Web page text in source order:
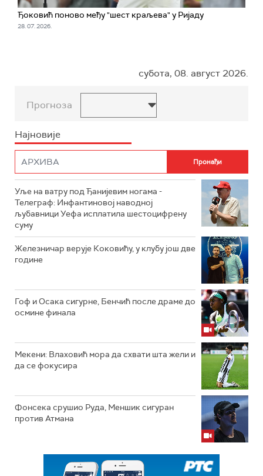
Ђоковић поново међу "шест краљева" у Ријаду
28. 07. 2026.
субота, 08. август 2026.
Прогноза
Најновије
Уље на ватру под Ђанијевим ногама -
Телеграф: Инфантиновој наводној
љубавници Уефа исплатила шестоцифрену
суму
Железничар верује Коковићу, у клубу још две
године
Гоф и Осака сигурне, Бенчић после драме до
осмине финала
Мекени: Влаховић мора да схвати шта жели и
да се фокусира
Фонсека срушио Руда, Меншик сигуран
против Атмана